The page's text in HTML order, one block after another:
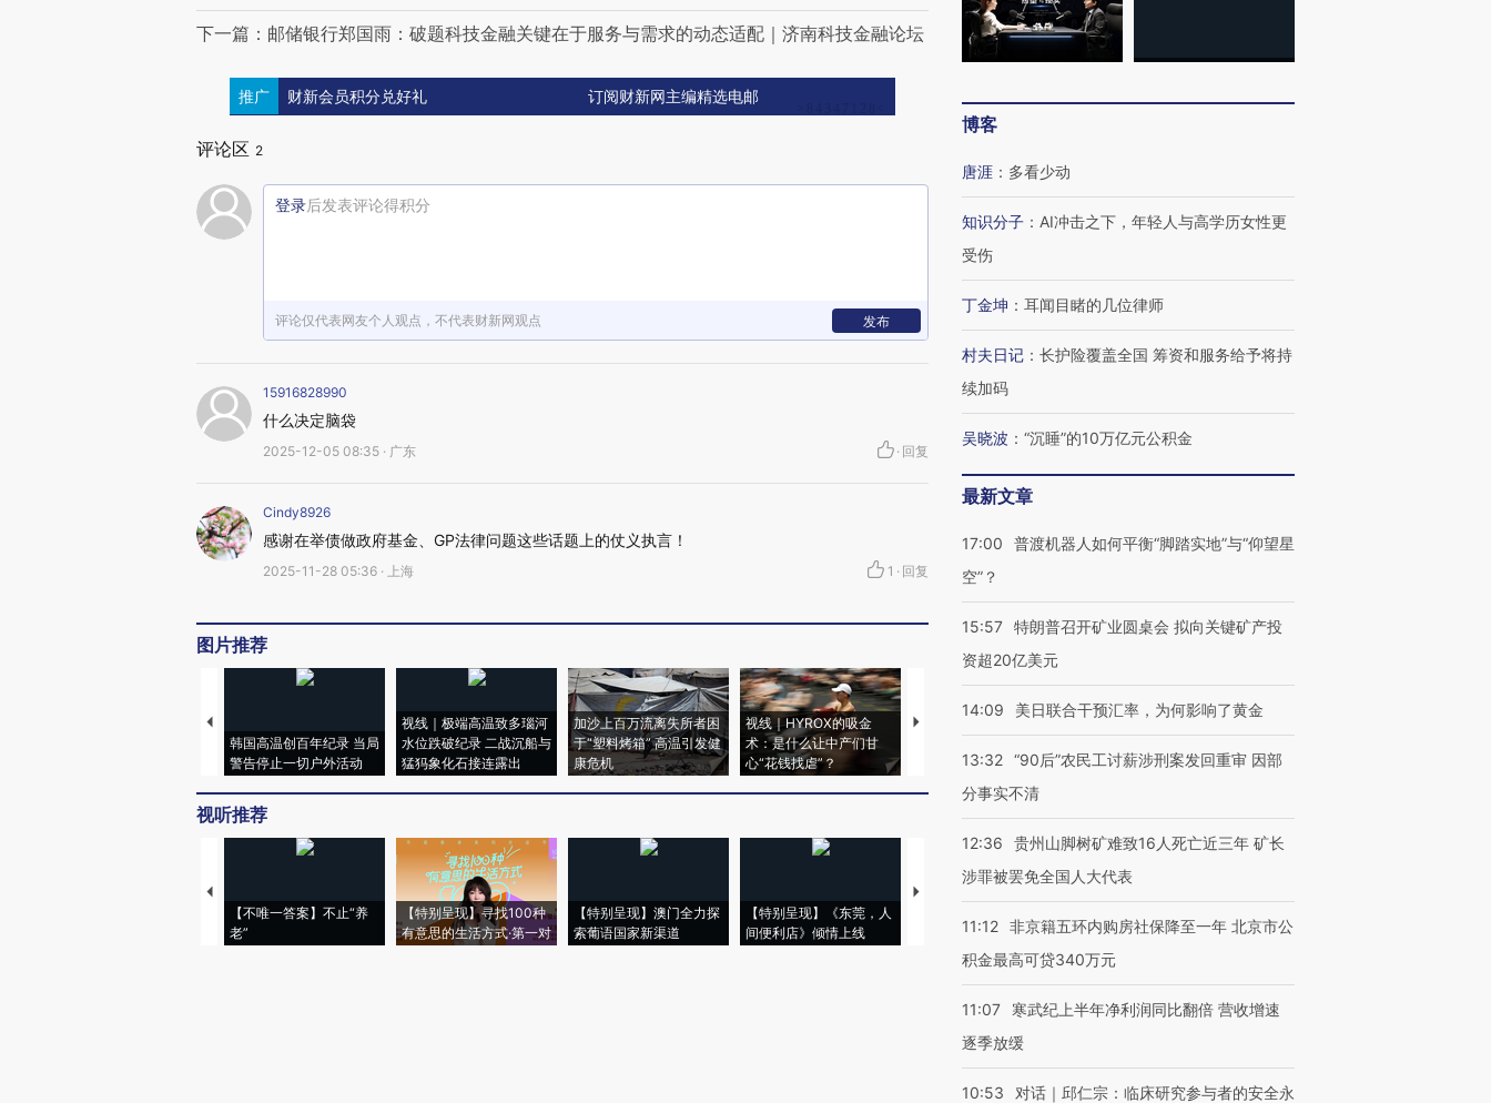
下一篇：邮储银行郑国雨：破题科技金融关键在于服务与需求的动态适配｜济南科技金融论坛
推广 财新会员积分兑好礼 订阅财新网主编精选电邮
评论区 2
登录后发表评论得积分
评论仅代表网友个人观点，不代表财新网观点 发布
15916828990
什么决定脑袋
2025-12-05 08:35 · 广东 · 回复
Cindy8926
感谢在举债做政府基金、GP法律问题这些话题上的仗义执言！
2025-11-28 05:36 · 上海 1 · 回复
图片推荐
韩国高温创百年纪录 当局
警告停止一切户外活动
视线｜极端高温致多瑙河
水位跌破纪录 二战沉船与
猛犸象化石接连露出
加沙上百万流离失所者困
于“塑料烤箱” 高温引发健
康危机
视线｜HYROX的吸金
术：是什么让中产们甘
心“花钱找虐”？
马航飞行员跨国走私7万
视线｜被称为“蟑螂”的印
育部长拱下台
飞地休达
视听推荐
【不唯一答案】不止“养
老”
【特别呈现】寻找100种
有意思的生活方式·第一对
【特别呈现】澳门全力探
索葡语国家新渠道
【特别呈现】《东莞，人
间便利店》倾情上线
【推广】走进第四届链博
有意思的生活方式·第三对
住三大增长引擎是什么？
博客
唐涯 ： 多看少动
知识分子 ： AI冲击之下，年轻人与高学历女性更
受伤
丁金坤 ： 耳闻目睹的几位律师
村夫日记 ： 长护险覆盖全国 筹资和服务给予将持
续加码
吴晓波 ： “沉睡”的10万亿元公积金
最新文章
17:00
普渡机器人如何平衡“脚踏实地”与“仰望星
空”？
15:57 特朗普召开矿业圆桌会 拟向关键矿产投
资超20亿美元
14:09 美日联合干预汇率，为何影响了黄金
13:32 “90后”农民工讨薪涉刑案发回重审 因部
分事实不清
12:36
贵州山脚树矿难致16人死亡近三年 矿长
涉罪被罢免全国人大代表
11:12 非京籍五环内购房社保降至一年 北京市公
积金最高可贷340万元
11:07
寒武纪上半年净利润同比翻倍 营收增速
逐季放缓
10:53
对话｜邱仁宗：临床研究参与者的安全永